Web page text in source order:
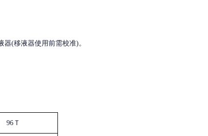
器(移液器使用前需校准)。
96Ｔ